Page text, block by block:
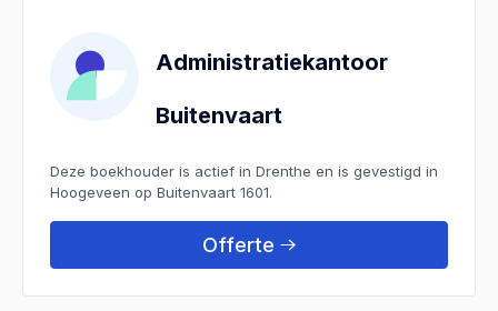
Administratiekantoor
Buitenvaart
Deze boekhouder is actief in Drenthe en is gevestigd in
Hoogeveen op Buitenvaart 1601.
Offerte